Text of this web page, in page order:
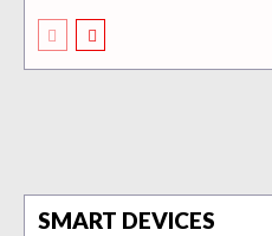
SMART DEVICES